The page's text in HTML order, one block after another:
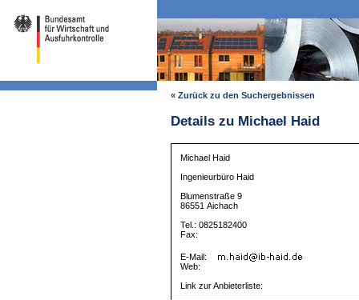
« Zurück zu den Suchergebnissen
Details zu Michael Haid
Michael Haid
Ingenieurbüro Haid
Blumenstraße 9
86551 Aichach
Tel.: 0825182400
Fax:
E-Mail:
Web:
Link zur Anbieterliste: